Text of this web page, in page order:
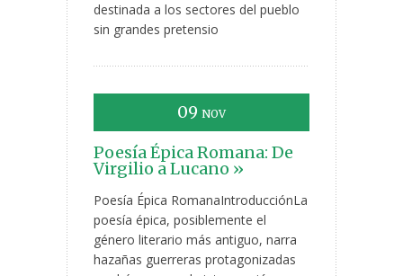
destinada a los sectores del pueblo
sin grandes pretensio
09 NOV
Poesía Épica Romana: De
Virgilio a Lucano »
Poesía Épica RomanaIntroducciónLa
poesía épica, posiblemente el
género literario más antiguo, narra
hazañas guerreras protagonizadas